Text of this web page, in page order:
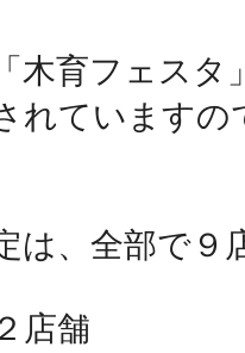
木育フェスタ
れていますの
は、全部で９
店舗
池袋
生駒